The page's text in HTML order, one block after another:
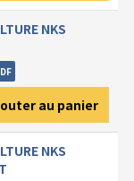
NKS
au panier
NKS